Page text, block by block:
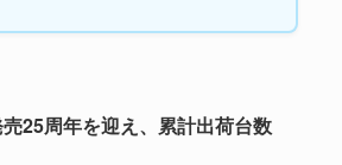
25周年を迎え、累計出荷台数